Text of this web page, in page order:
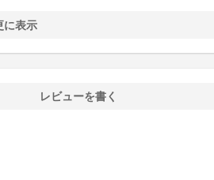
に表示
レビューを書く